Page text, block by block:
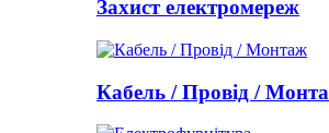
Захист електромереж
Кабель / Провід /